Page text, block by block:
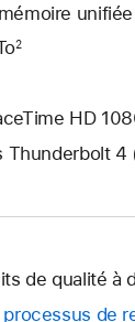
unifiée
2
HD
Thunderbolt 4
de qualité à
processus de